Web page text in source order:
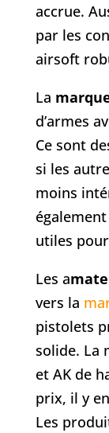
accrue.
par les
airsoft
La
d’armes
Ce sont
si les
moins
utiles
Les a
vers la
pistolets
solide. La
et AK de
prix, il y
Les